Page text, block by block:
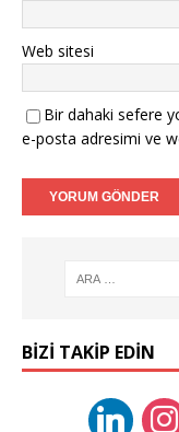
Web sitesi
Bir dahaki sefere
e-posta adresimi ve
BIZI TAKIP EDIN